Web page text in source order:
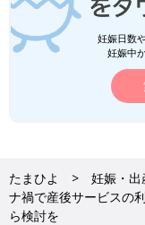
妊娠日数
妊娠中
たまひよ 妊娠・出
ナ禍で産後サービスの
ら検討を